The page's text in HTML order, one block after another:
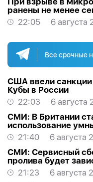
ранены не менее
22:05
6 августа
Все срочные
США ввели санкции
Кубы в России
22:03
6 августа
СМИ: В Британии
использование
21:40
6 августа
СМИ: Сервисный
пролива будет
21:23
6 августа